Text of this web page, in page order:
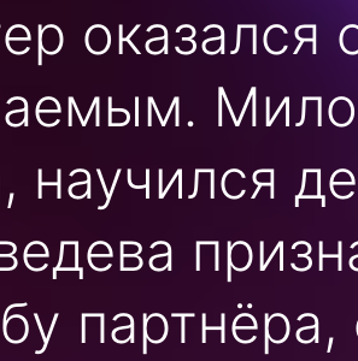
научился